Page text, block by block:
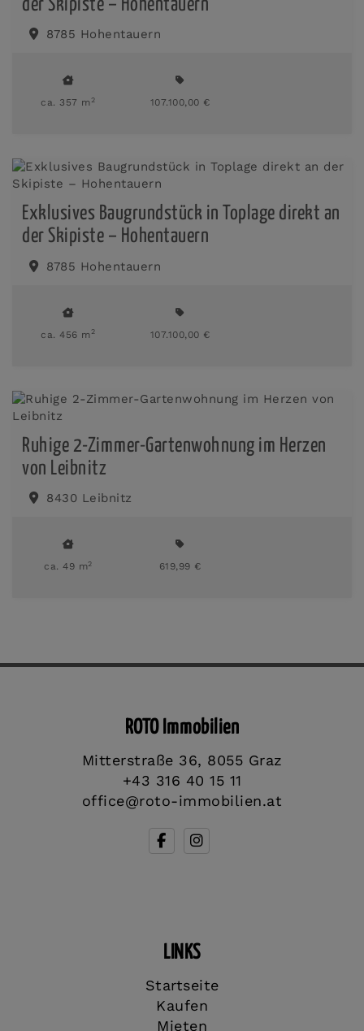
der Skipiste – Hohentauern
8785 Hohentauern
ca. 357 m2 107.100,00 €
Exklusives Baugrundstück in Toplage direkt an
der Skipiste – Hohentauern
8785 Hohentauern
ca. 456 m2 107.100,00 €
Ruhige 2-Zimmer-Gartenwohnung im Herzen
von Leibnitz
8430 Leibnitz
ca. 49 m2 619,99 €
ROTO Immobilien
Mitterstraße 36, 8055 Graz
+43 316 40 15 11
office@roto-immobilien.at
LINKS
Startseite
Kaufen
Mieten